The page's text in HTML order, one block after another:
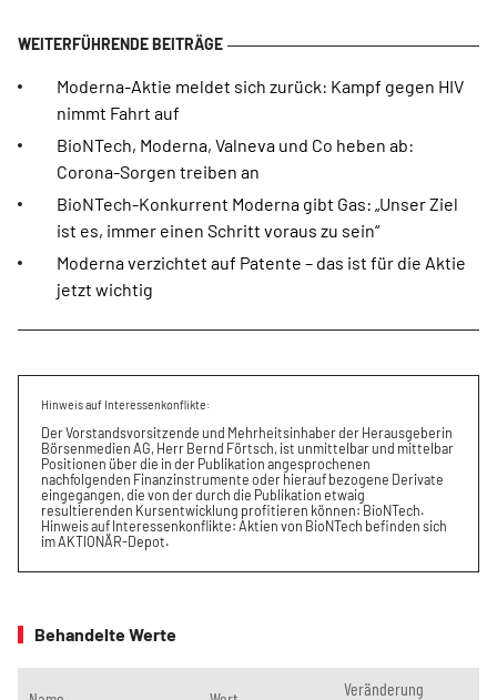
Moderna-Aktie meldet sich zurück: Kampf gegen HIV
nimmt Fahrt auf
BioNTech, Moderna, Valneva und Co heben ab:
Corona-Sorgen treiben an
BioNTech-Konkurrent Moderna gibt Gas: „Unser Ziel
ist es, immer einen Schritt voraus zu sein“
Moderna verzichtet auf Patente – das ist für die Aktie
jetzt wichtig
Hinweis auf Interessenkonflikte:
Der Vorstandsvorsitzende und Mehrheitsinhaber der Herausgeberin
Börsenmedien AG, Herr Bernd Förtsch, ist unmittelbar und mittelbar
Positionen über die in der Publikation angesprochenen
nachfolgenden Finanzinstrumente oder hierauf bezogene Derivate
eingegangen, die von der durch die Publikation etwaig
resultierenden Kursentwicklung profitieren können: BioNTech.
Hinweis auf Interessenkonflikte: Aktien von BioNTech befinden sich
im AKTIONÄR-Depot.
Behandelte Werte
Veränderung